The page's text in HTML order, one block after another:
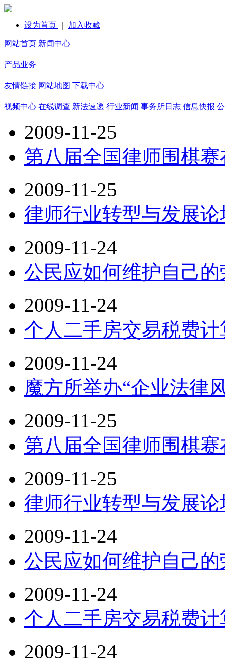
设为首页 加入收藏
网站首页 新闻中心
产品业务
友情链接 网站地图 下载中心
视频中心 在线调查 新法速递 行业新闻 事务所日志 信息快报
2009-11-25
第八届全国律师围棋
2009-11-25
律师行业转型与发展
2009-11-24
公民应如何维护自己
2009-11-24
个人二手房交易税费
2009-11-24
魔方所举办“企业法律
2009-11-25
第八届全国律师围棋
2009-11-25
律师行业转型与发展
2009-11-24
公民应如何维护自己
2009-11-24
个人二手房交易税费
2009-11-24